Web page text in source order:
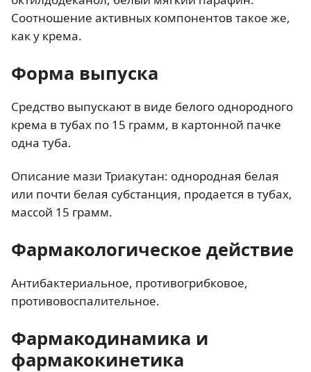
Соотношение активных компонентов такое же,
как у крема.
Форма выпуска
Средство выпускают в виде белого однородного
крема в тубах по 15 грамм, в картонной пачке
одна туба.
Описание мази Триакутан: однородная белая
или почти белая субстанция, продается в тубах,
массой 15 грамм.
Фармакологическое действие
Антибактериальное, противогрибковое,
противовоспалительное.
Фармакодинамика и
фармакокинетика